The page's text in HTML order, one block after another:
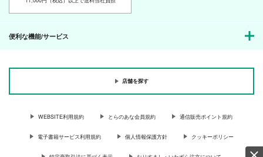
便利な機能/サービス
店舗を探す
WEBSITE利用規約 とらのあな会員規約 通信販売ポイント規約
電子書籍サービス利用規約 個人情報保護方針 クッキーポリシー